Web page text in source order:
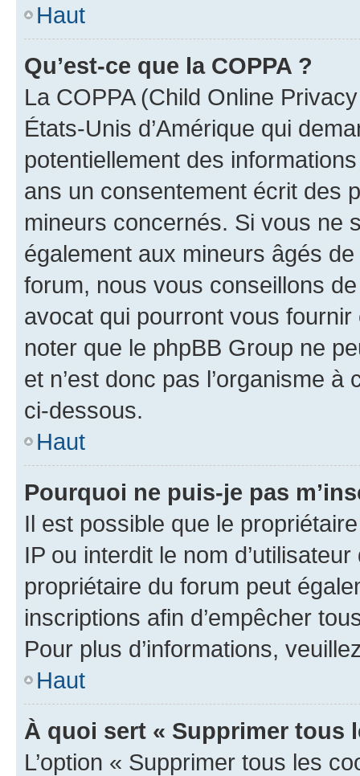
Haut
Qu’est-ce que la COPPA ?
La COPPA (Child Online
États-Unis d’Amérique qui
potentiellement des
ans un consentement écrit des
mineurs concernés. Si vous ne
également aux mineurs âgés
forum, nous vous conseillons
avocat qui pourront vous
noter que le phpBB Group ne
et n’est donc pas l’organisme
ci-dessous.
Haut
Pourquoi ne puis-je pas
Il est possible que le
IP ou interdit le nom
propriétaire du forum peut
inscriptions afin d’empêcher
Pour plus d’informations,
Haut
À quoi sert « Supprimer tous
L’option « Supprimer tous les